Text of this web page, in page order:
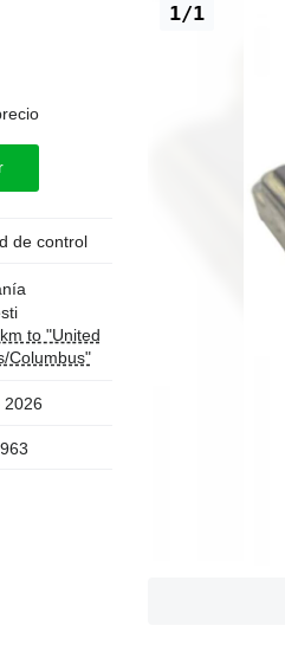
1/1
de control
to "United
Columbus"
2026